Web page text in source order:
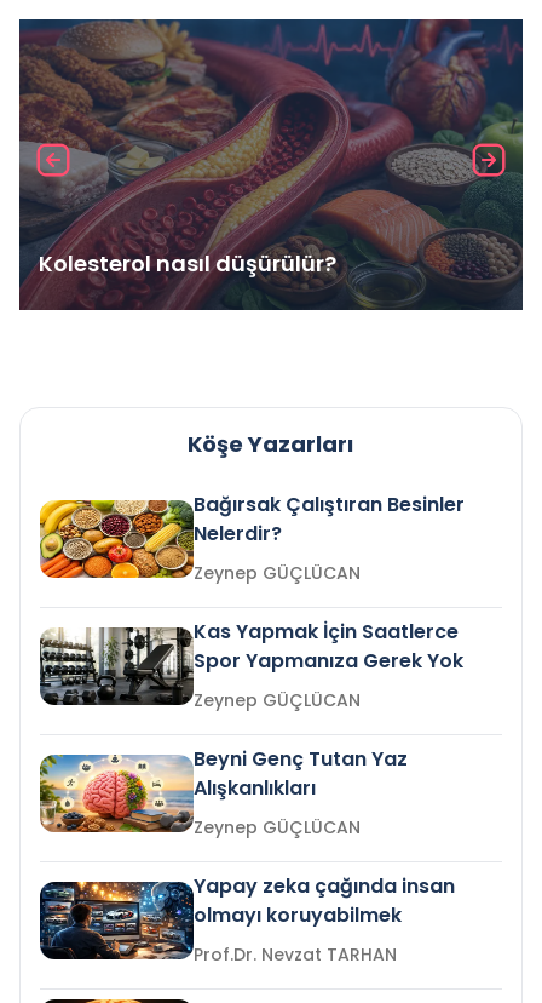
Kolesterol nasıl düşürülür?
Köşe Yazarları
Bağırsak Çalıştıran Besinler
Nelerdir?
Zeynep GÜÇLÜCAN
Kas Yapmak İçin Saatlerce
Spor Yapmanıza Gerek Yok
Zeynep GÜÇLÜCAN
Beyni Genç Tutan Yaz
Alışkanlıkları
Zeynep GÜÇLÜCAN
Yapay zeka çağında insan
olmayı koruyabilmek
Prof.Dr. Nevzat TARHAN